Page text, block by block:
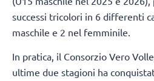
successi tricolori in 6 differenti
maschile e 2 nel femminile.
In pratica, il Consorzio Vero
ultime due stagioni ha